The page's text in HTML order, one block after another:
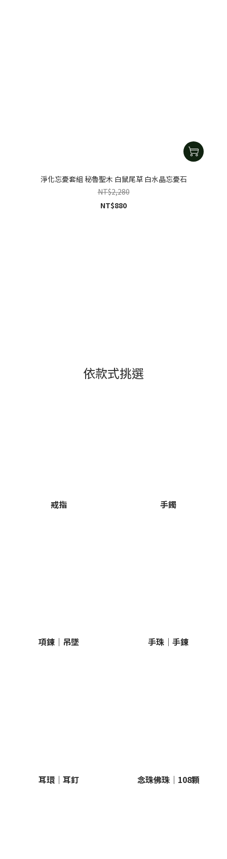
淨化忘憂套組 秘魯聖木 白鼠尾草 白水晶忘憂石
NT$2,280
NT$880
依款式挑選
戒指 手鐲
項鍊｜吊墜 手珠｜手鍊
耳環｜耳釘 念珠佛珠｜108顆